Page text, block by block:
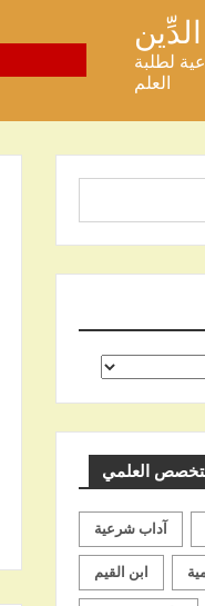
لطلبة
العلم
العلمي
آداب شرعية
ابن القيم